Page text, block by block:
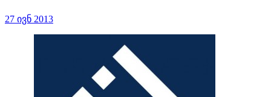
27 ივნ 2013